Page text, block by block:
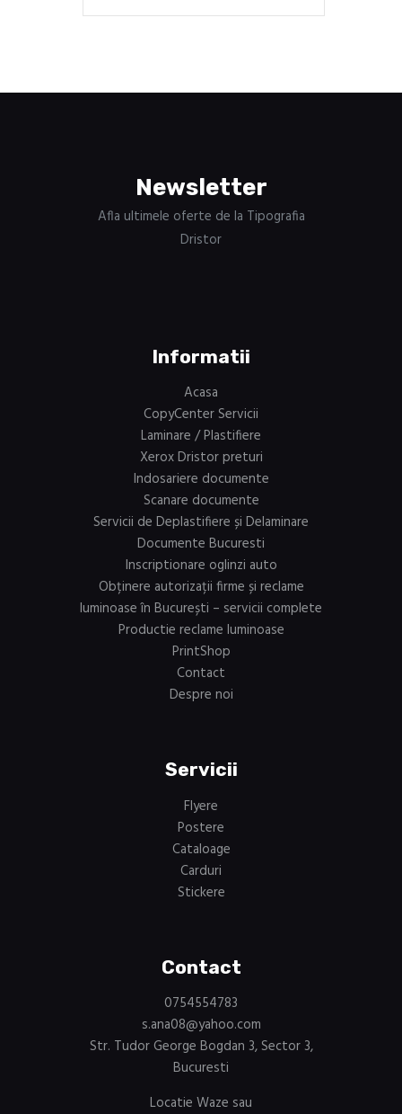
Newsletter
Afla ultimele oferte de la Tipografia
Dristor
Informatii
Acasa
CopyCenter Servicii
Laminare / Plastifiere
Xerox Dristor preturi
Indosariere documente
Scanare documente
Servicii de Deplastifiere și Delaminare
Documente Bucuresti
Inscriptionare oglinzi auto
Obținere autorizații firme și reclame
luminoase în București – servicii complete
Productie reclame luminoase
PrintShop
Contact
Despre noi
Servicii
Flyere
Postere
Cataloage
Carduri
Stickere
Contact
0754554783
s.ana08@yahoo.com
Str. Tudor George Bogdan 3, Sector 3,
Bucuresti
Locatie Waze sau